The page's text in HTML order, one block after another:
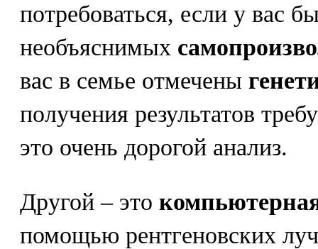
потребоваться, если у вас
необъяснимых
вас в семье отмечены
получения результатов
это очень дорогой анализ.
Другой – это
помощью рентгеновских